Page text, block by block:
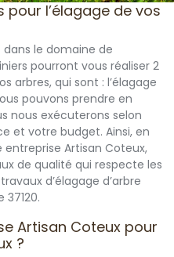
pour l’élagage de vos
dans le domaine de
pourront vous réaliser 2
arbres, qui sont : l’élagage
pouvons prendre en
nous exécuterons selon
et votre budget. Ainsi, en
Artisan Coteux,
de qualité qui respecte les
d’élagage d’arbre
37120.
Artisan Coteux pour
?